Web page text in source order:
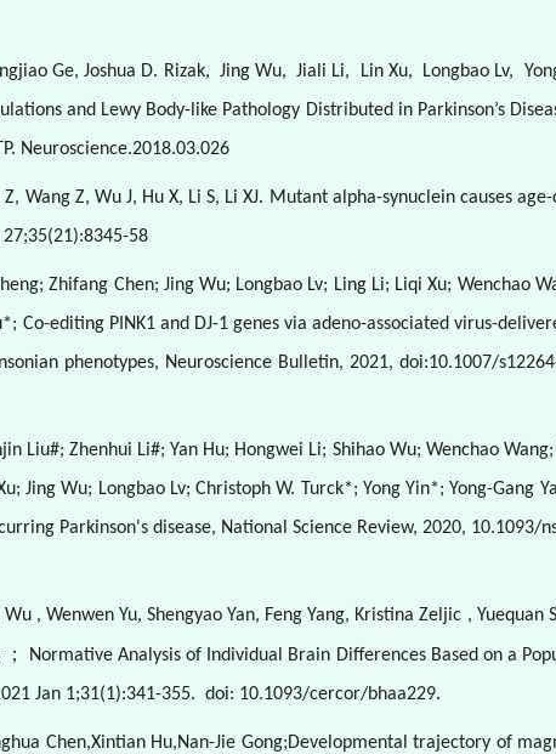
Ge, Joshua D. Rizak, Jing Wu, Jiali Li, Lin Xu, Longbao Lv,
and Lewy Body-like Pathology Distributed in Parkinson’s
Neuroscience.2018.03.026
Z, Wang Z, Wu J, Hu X, Li S, Li XJ. Mutant alpha-synuclein causes
58
Zhifang Chen; Jing Wu; Longbao Lv; Ling Li; Liqi Xu; Wenchao
Co-editing PINK1 and DJ-1 genes via adeno-associated virus-
phenotypes, Neuroscience Bulletin, 2021, doi:10.1007/
Liu#; Zhenhui Li#; Yan Hu; Hongwei Li; Shihao Wu; Wenchao
Jing Wu; Longbao Lv; Christoph W. Turck*; Yong Yin*; Yong-Gang
Parkinson's disease, National Science Review, 2020, 10.1093/
Wu , Wenwen Yu, Shengyao Yan, Feng Yang, Kristina Zeljic , Yuequan
；
Normative Analysis of Individual Brain Differences Based on a
Jan 1;31(1):341-355. doi: 10.1093/cercor/bhaa229.
Chen,Xintian Hu,Nan-Jie Gong;Developmental trajectory of